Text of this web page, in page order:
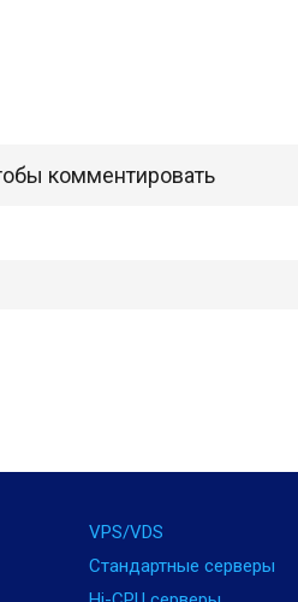
комментировать
VPS/VDS
Стандартные серверы